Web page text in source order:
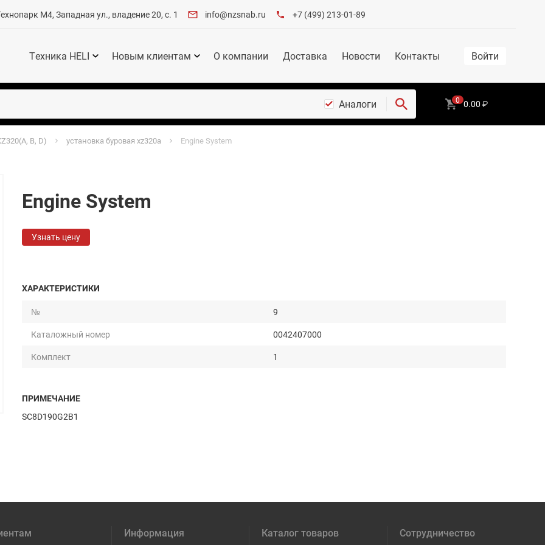
М4, Западная ул., владение 20, с. 1 info@nzsnab.ru +7 (499) 213-01-89
Техника HELI Новым клиентам О компании Доставка Новости Контакты Войти
Аналоги 0 0.00 ₽
B, D) установка буровая xz320a Engine System
Engine System
Узнать цену
ХАРАКТЕРИСТИКИ
№
9
Каталожный номер
0042407000
Комплект
1
ПРИМЕЧАНИЕ
SC8D190G2B1
Информация Каталог товаров Сотрудничество